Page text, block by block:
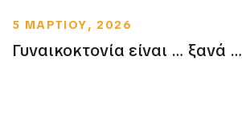
5 ΜΑΡΤΙΟΥ, 2026
Γυναικοκτονία είναι … ξανά …